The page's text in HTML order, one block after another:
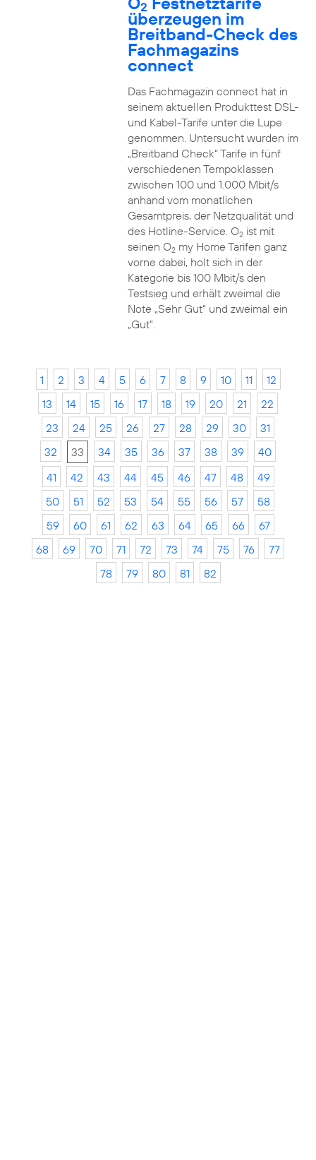
2
überzeugen im
Breitband-Check des
Fachmagazins
connect
Das Fachmagazin connect hat in
seinem aktuellen Produkttest DSL-
und Kabel-Tarife unter die Lupe
genommen. Untersucht wurden im
„Breitband Check“ Tarife in fünf
verschiedenen Tempoklassen
zwischen 100 und 1.000 Mbit/s
anhand vom monatlichen
Gesamtpreis, der Netzqualität und
des Hotline-Service. O2ist mit
seinen O2my Home Tarifen ganz
vorne dabei, holt sich in der
Kategorie bis 100 Mbit/s den
Testsieg und erhält zweimal die
Note „Sehr Gut“ und zweimal ein
„Gut“.
1 2 3 4 5 6 7 8 9 10 11
12
13
14 15 16 17 18 19 20 21
22
23
24 25 26 27 28 29 30
31
32
33 34 35 36 37 38 39
40
41
42 43 44 45 46 47 48
49
50
51 52 53 54 55 56 57
58
59
60 61 62 63 64 65 66
67
68
69 70 71 72 73 74 75 76
77
78
79 80 81 82